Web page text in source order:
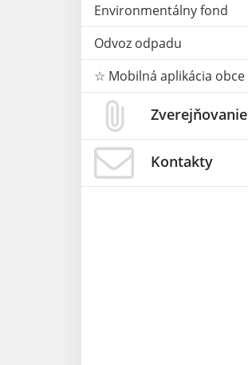
Environmentálny fond
Odvoz odpadu
☆ Mobilná aplikácia obce
Zverejňovanie
Kontakty